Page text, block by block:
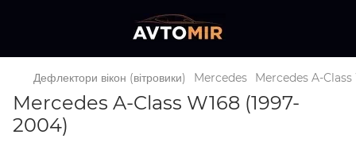
Дефлектори вікон (вітровики) Mercedes Mercedes A-
Mercedes A-Class W168 (1997-
2004)